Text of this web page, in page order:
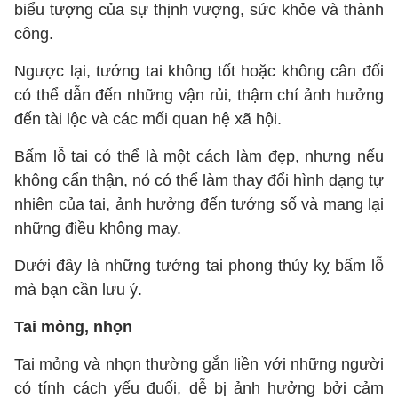
biểu tượng của sự thịnh vượng, sức khỏe và thành
công.
Ngược lại, tướng tai không tốt hoặc không cân đối
có thể dẫn đến những vận rủi, thậm chí ảnh hưởng
đến tài lộc và các mối quan hệ xã hội.
Bấm lỗ tai có thể là một cách làm đẹp, nhưng nếu
không cẩn thận, nó có thể làm thay đổi hình dạng tự
nhiên của tai, ảnh hưởng đến tướng số và mang lại
những điều không may.
Dưới đây là những tướng tai phong thủy kỵ bấm lỗ
mà bạn cần lưu ý.
Tai mỏng, nhọn
Tai mỏng và nhọn thường gắn liền với những người
có tính cách yếu đuối, dễ bị ảnh hưởng bởi cảm